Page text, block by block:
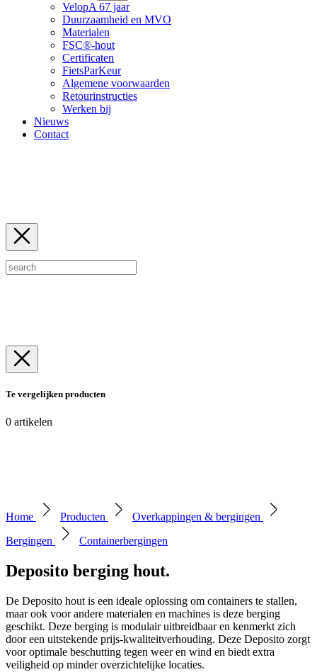
VelopA 67 jaar
Duurzaamheid en MVO
Materialen
FSC®-hout
Certificaten
FietsParKeur
Algemene voorwaarden
Retourinstructies
Werken bij
Nieuws
Contact
Te vergelijken producten
0 artikelen
Home Producten
Overkappingen & bergingen
Bergingen
Containerbergingen
Deposito berging hout.
De Deposito hout is een ideale oplossing om containers te stallen,
maar ook voor andere materialen en machines is deze berging
geschikt. Deze berging is modulair uitbreidbaar en kenmerkt zich
door een uitstekende prijs-kwaliteitverhouding. Deze Deposito zorgt
voor optimale beschutting tegen weer en wind en biedt extra
veiligheid op minder overzichtelijke locaties.